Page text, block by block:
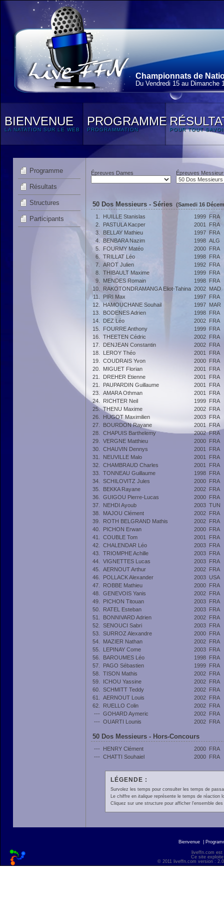
Championnats de
Du Vendredi 15 au Dimanche
BIENVENUE
LA NATATION SUR LE WEB
PROGRAMME
PROGRAMMATION POUR TOUT
Programme
Résultats
Structures
Participants
Épreuves Dames Épreuves
50 Dos Messieurs - Séries (Samedi 16
1.
HUILLE Stanislas 1999 FRA
2.
PASTULA Kacper 2001
FRA
3.
BELLAY Mathieu 1997 FRA
4.
BENBARA Nazim 1998 ALG
5.
FOURMY Matéo 2000 FRA
6.
TRILLAT Léo 1998 FRA
7.
AROT Julien 1992 FRA
8.
THIBAULT Maxime 1999 FRA
9.
MENDES Romain 1998 FRA
10.
RAKOTONDRAMANGA Eliot-Tahina 2002 MAD
11.
PIRI Max 1997 FRA
12.
HAMOUCHANE Souhail 1997 MAR
13.
BODENES Adrien 1998 FRA
14.
DEZ Léo 2002 FRA
15.
FOURRE Anthony 1999 FRA
16.
THEETEN Cédric 2002 FRA
17.
DENJEAN Constantin 2002 FRA
18.
LEROY Théo 2001
FRA
19.
COUDRAIS Yvon 2000 FRA
20.
MIGUET Florian 2001
FRA
21.
DREHER Etienne 2001
FRA
21.
PAUPARDIN Guillaume 2001
FRA
23.
AMARA Othman 2001
FRA
24.
RICHTER Neil 1999 FRA
25. THENU Maxime 2002 FRA
26.
HUGOT Maximilien 2003 FRA
27.
BOURDON Rayane 2001
FRA
28.
CHAPUIS Barthelemy 2002 FRA
29.
VERGNE Matthieu 2000 FRA
30.
CHAUVIN Dennys 2001
FRA
31.
NEUVILLE Malo 2001
FRA
32.
CHAMBRAUD Charles 2001
FRA
33.
TONNEAU Guillaume 1998 FRA
34.
SCHILOVITZ Jules 2000 FRA
35.
BEKKA Rayane 2002 FRA
36.
GUIGOU Pierre-Lucas 2000 FRA
37.
NEHDI Ayoub 2003 TUN
38.
MAJOU Clément 2002 FRA
39.
ROTH BELGRAND Mathis 2002 FRA
40.
PICHON Erwan 2000 FRA
41.
COUBLE Tom 2001
FRA
42.
CHALENDAR Léo 2003 FRA
43.
TRIOMPHE Achille 2003 FRA
44.
VIGNETTES Lucas 2003 FRA
45.
AERNOUT Arthur 2002 FRA
46.
POLLACK Alexander 2003 USA
47.
ROBBE Mathieu 2000 FRA
48.
GENEVOIS Yanis 2002 FRA
49.
PICHON Titouan 2003 FRA
50.
RATEL Esteban 2003 FRA
51.
BONNIVARD Adrien 2002 FRA
52.
SENOUCI Sabri 2003 FRA
53.
SURROZ Alexandre 2000 FRA
54.
MAZIER Nathan 2002 FRA
55.
LEPINAY Come 2003 FRA
56.
BAROUMES Léo 1998 FRA
57.
PAGO Sébastien 1999 FRA
58.
TISON Mathis 2002 FRA
59.
ICHOU Yassine 2002 FRA
60.
SCHMITT Teddy 2002 FRA
61.
AERNOUT Louis 2002 FRA
62.
RUELLO Colin 2002 FRA
--- GOHARD Aymeric 2002 FRA
--- OUARTI Lounis 2002 FRA
50 Dos Messieurs - Hors-Concours
--- HENRY Clément 2000 FRA
--- CHATTI Souhaiel 2000 FRA
LÉGENDE :
Survolez les temps pour consulter les temps de
Le chiffre en italiquereprésente le temps de réaction
Cliquez sur une structure pour afficher l'ensemble
Bienvenue
liveffn.com est
Ce site
© 2011 liveffn.com version :